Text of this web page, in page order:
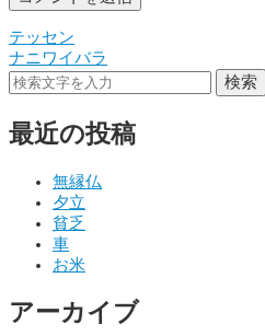
投
稿
ビ
ン
テッセン
ナニワイバラ
検索
最近の投稿
無縁仏
夕立
貧乏
車
お米
アーカイブ